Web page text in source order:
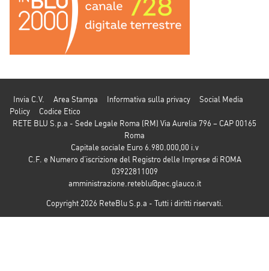
Invia C.V. Area Stampa Informativa sulla privacy
Social Media
Policy
Codice Etico
RETE BLU S.p.a - Sede Legale Roma (RM) Via Aurelia 796 – CAP 00165
Roma
Capitale sociale Euro 6.980.000,00 i.v
C.F. e Numero d’iscrizione del Registro delle Imprese di ROMA
03922811009
amministrazione.reteblu@pec.glauco.it
Copyright 2026 ReteBlu S.p.a - Tutti i diritti riservati.